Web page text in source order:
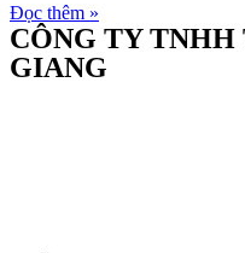
Đọc thêm »
CÔNG TY
GIANG